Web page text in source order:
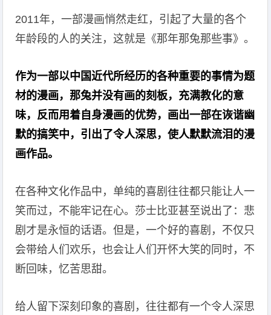
2011年，一部漫画悄然走红，引起了大量的各个
年龄段的人的关注，这就是《那年那兔那些事》。
作为一部以中国近代所经历的各种重要的事情为题
材的漫画，那兔并没有画的刻板，充满教化的意
味，反而用着自身漫画的优势，画出一部在诙谐幽
默的搞笑中，引出了令人深思，使人默默流泪的漫
画作品。
在各种文化作品中，单纯的喜剧往往都只能让人一
笑而过，不能牢记在心。莎士比亚甚至说出了：悲
剧才是永恒的话语。但是，一个好的喜剧，不仅只
会带给人们欢乐，也会让人们开怀大笑的同时，不
断回味，忆苦思甜。
给人留下深刻印象的喜剧，往往都有一个令人深思